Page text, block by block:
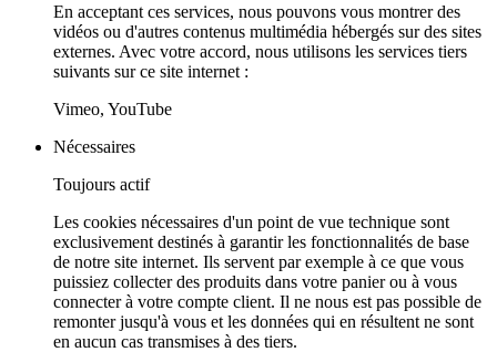
En acceptant ces services, nous pouvons vous montrer des
vidéos ou d'autres contenus multimédia hébergés sur des sites
externes. Avec votre accord, nous utilisons les services tiers
suivants sur ce site internet :
Vimeo, YouTube
Nécessaires
Toujours actif
Les cookies nécessaires d'un point de vue technique sont
exclusivement destinés à garantir les fonctionnalités de base
de notre site internet. Ils servent par exemple à ce que vous
puissiez collecter des produits dans votre panier ou à vous
connecter à votre compte client. Il ne nous est pas possible de
remonter jusqu'à vous et les données qui en résultent ne sont
en aucun cas transmises à des tiers.